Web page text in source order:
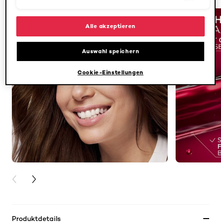
PREVIOUS CARD
NEXT CARD
Produktdetails
Alle akzeptieren
Auswahl speichern
Cookie-Einstellungen